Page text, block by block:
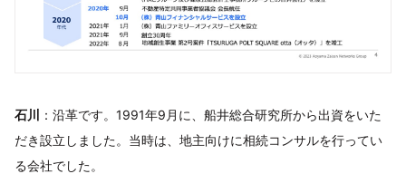
石川
：沿革です。1991年9月に、船井総合研究所から出資をいた
だき設立しました。当時は、地主向けに相続コンサルを行ってい
る会社でした。